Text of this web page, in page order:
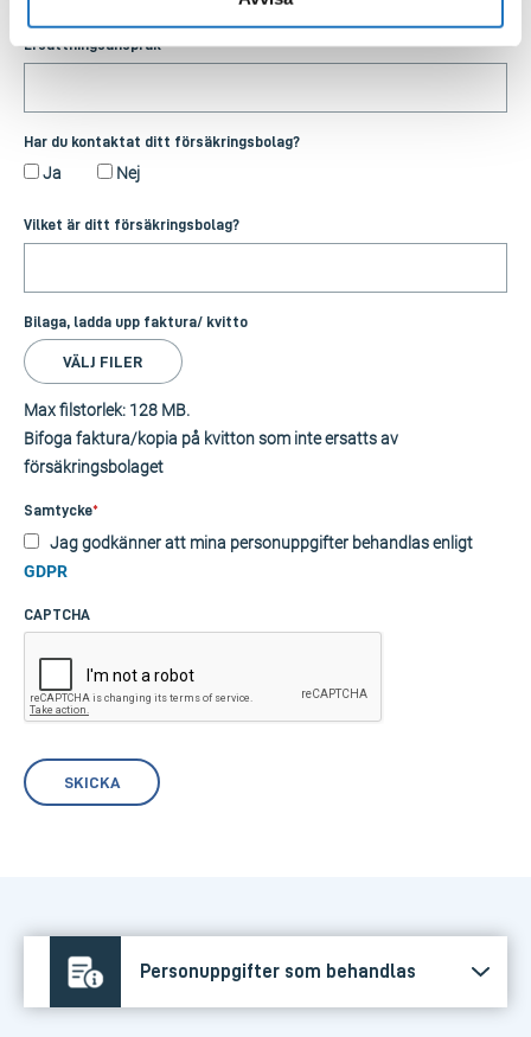
Ersättningsanspråk
Har du kontaktat ditt försäkringsbolag?
Ja Nej
Vilket är ditt försäkringsbolag?
Bilaga, ladda upp faktura/ kvitto
VÄLJ FILER
Max filstorlek: 128 MB.
Bifoga faktura/kopia på kvitton som inte ersatts av
försäkringsbolaget
Samtycke*
Jag godkänner att mina personuppgifter behandlas enligt
GDPR
CAPTCHA
Personuppgifter som behandlas